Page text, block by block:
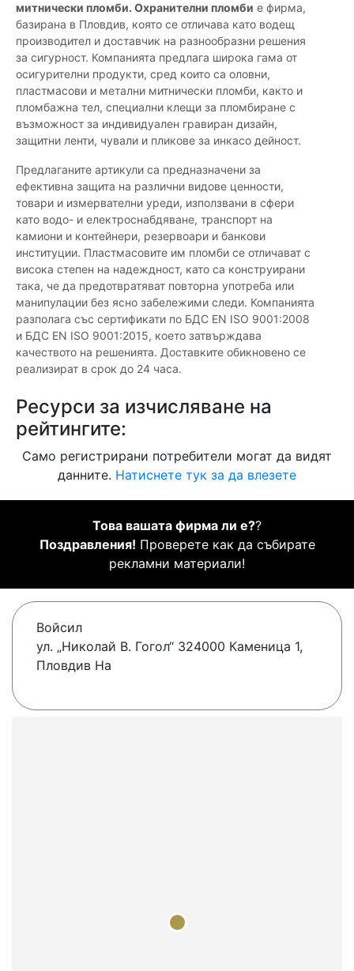
митнически пломби. Охранителни пломби е фирма,
базирана в Пловдив, която се отличава като водещ
производител и доставчик на разнообразни решения
за сигурност. Компанията предлага широка гама от
осигурителни продукти, сред които са оловни,
пластмасови и метални митнически пломби, както и
пломбажна тел, специални клещи за пломбиране с
възможност за индивидуален гравиран дизайн,
защитни ленти, чували и пликове за инкасо дейност.
Предлаганите артикули са предназначени за
ефективна защита на различни видове ценности,
товари и измервателни уреди, използвани в сфери
като водо- и електроснабдяване, транспорт на
камиони и контейнери, резервоари и банкови
институции. Пластмасовите им пломби се отличават с
висока степен на надеждност, като са конструирани
така, че да предотвратяват повторна употреба или
манипулации без ясно забележими следи. Компанията
разполага със сертификати по БДС EN ISO 9001:2008
и БДС EN ISO 9001:2015, което затвърждава
качеството на решенията. Доставките обикновено се
реализират в срок до 24 часа.
Ресурси за изчисляване на
рейтингите:
Само регистрирани потребители могат да видят
данните. Натиснете тук за да влезете
Това вашата фирма ли е??
Поздравления! Проверете как да събирате
рекламни материали!
Войсил
ул. „Николай В. Гогол“ 324000 Каменица 1,
Пловдив На